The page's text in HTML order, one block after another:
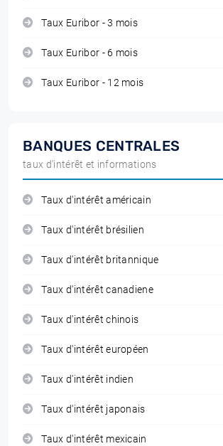
Taux Euribor - 3 mois
Taux Euribor - 6 mois
Taux Euribor - 12 mois
BANQUES CENTRALES
taux d'intérêt et informations
Taux d'intérêt américain
Taux d'intérêt brésilien
Taux d'intérêt britannique
Taux d'intérêt canadiene
Taux d'intérêt chinois
Taux d'intérêt européen
Taux d'intérêt indien
Taux d'intérêt japonais
Taux d'intérêt mexicain